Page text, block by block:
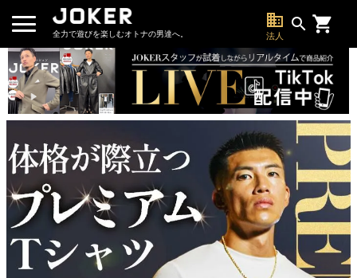
全力で遊びを楽しむオトナの男達へ。
business
法人
search